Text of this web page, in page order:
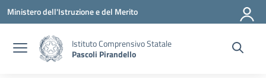
Vai ai contenuti
Vai al menu di navigazione
Vai al footer
Ministero dell'Istruzione e del Merito
Istituto Comprensivo Statale
Pascoli Pirandello